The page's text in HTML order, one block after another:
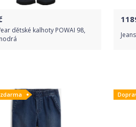
dětské kalhoty POWAI 98,
Detail produktu